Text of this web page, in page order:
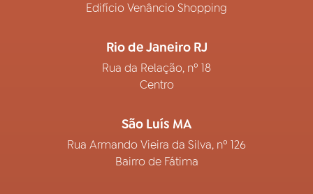
Edifício Venâncio Shopping
Rio de Janeiro RJ
Rua da Relação, nº 18
Centro
São Luís MA
Rua Armando Vieira da Silva, nº 126
Bairro de Fátima